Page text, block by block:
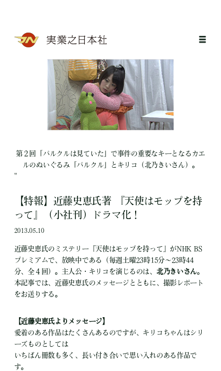
第２回「パルクルは見ていた」で事件の重要なキーとなるカエ
ルのぬいぐるみ「パルクル」とキリコ（北乃きいさん）。
"
【特報】近藤史恵氏著 『天使はモップを持
って』（小社刊）ドラマ化！
2013.05.10
近藤史恵氏のミステリー『天使はモップを持って』がNHK BS
プレミアムで、放映中である（毎週土曜23時15分～23時44
分、全４回）。主人公・キリコを演じるのは、 北乃きいさん。
本記事では、近藤史恵氏のメッセージとともに、撮影レポート
をお送りする。
【近藤史恵氏よりメッセージ】
愛着のある作品はたくさんあるのですが、キリコちゃんはシリ
ーズものとしては
いちばん冊数も多く、長い付き合いで思い入れのある作品で
す。